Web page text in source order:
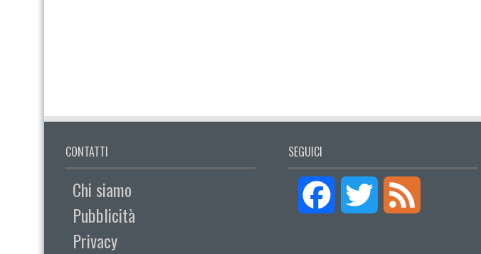
CONTATTI
Chi siamo
Pubblicità
Privacy
SEGUICI
Facebook Twitter